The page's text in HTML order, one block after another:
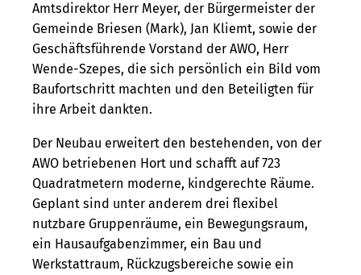
Amtsdirektor Herr Meyer, der Bürgermeister der
Gemeinde Briesen (Mark), Jan Kliemt, sowie der
Geschäftsführende Vorstand der AWO, Herr
Wende-Szepes, die sich persönlich ein Bild vom
Baufortschritt machten und den Beteiligten für
ihre Arbeit dankten.
Der Neubau erweitert den bestehenden, von der
AWO betriebenen Hort und schafft auf 723
Quadratmetern moderne, kindgerechte Räume.
Geplant sind unter anderem drei flexibel
nutzbare Gruppenräume, ein Bewegungsraum,
ein Hausaufgabenzimmer, ein Bau und
Werkstattraum, Rückzugsbereiche sowie ein